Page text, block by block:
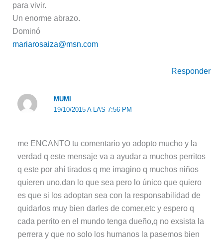
para vivir.
Un enorme abrazo.
Dominó
mariarosaiza@msn.com
Responder
MUMI
19/10/2015 A LAS 7:56 PM
me ENCANTO tu comentario yo adopto mucho y la
verdad q este mensaje va a ayudar a muchos perritos
q este por ahí tirados q me imagino q muchos niños
quieren uno,dan lo que sea pero lo único que quiero
es que si los adoptan sea con la responsabilidad de
quidarlos muy bien darles de comer,etc y espero q
cada perrito en el mundo tenga dueño,q no exsista la
perrera y que no solo los humanos la pasemos bien